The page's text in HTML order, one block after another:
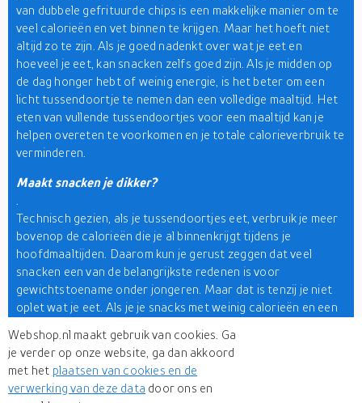
van dubbele gefrituurde chips is een makkelijke manier om te
veel calorieën en vet binnen te krijgen. Maar het hoeft niet
altijd zo te zijn. Als je goed nadenkt over wat je eet en
hoeveel je eet, kan snacken zelfs goed zijn. Als je midden op
de dag honger hebt of weinig energie, is het beter om een
licht tussendoortje te nemen dan een volledige maaltijd. Het
eten van vullende tussendoortjes voor een maaltijd kan je
helpen overeten te voorkomen en je totale calorieverbruik te
verminderen.
Maakt snacken je dikker?
Technisch gezien, als je tussendoortjes eet, verbruik je meer
bovenop de calorieën die je al binnenkrijgt tijdens je
hoofdmaaltijden. Daarom kun je gerust zeggen dat veel
snacken een van de belangrijkste redenen is voor
gewichtstoename onder jongeren. Maar dat is tenzij je niet
oplet wat je eet. Als je je snacks met weinig calorieën en een
kwaad. Bovendien kan het zelfs een goede gewoonte zijn.
Sommige dieetplannen raden aan om lichte tussendoortjes
te nemen.
Webshop.nl maakt gebruik van cookies. Ga
je verder op onze website, ga dan akkoord
met het plaatsen van cookies en de
verwerking van deze data door ons en